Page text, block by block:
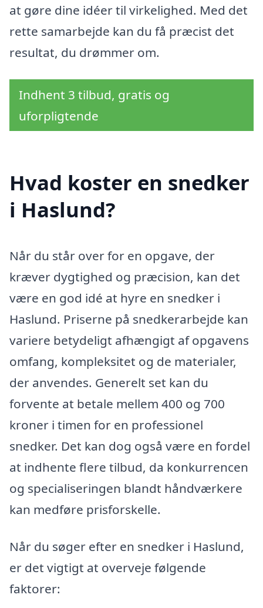
at gøre dine idéer til virkelighed. Med det
rette samarbejde kan du få præcist det
resultat, du drømmer om.
Indhent 3 tilbud, gratis og
uforpligtende
Hvad koster en snedker
i Haslund?
Når du står over for en opgave, der
kræver dygtighed og præcision, kan det
være en god idé at hyre en snedker i
Haslund. Priserne på snedkerarbejde kan
variere betydeligt afhængigt af opgavens
omfang, kompleksitet og de materialer,
der anvendes. Generelt set kan du
forvente at betale mellem 400 og 700
kroner i timen for en professionel
snedker. Det kan dog også være en fordel
at indhente flere tilbud, da konkurrencen
og specialiseringen blandt håndværkere
kan medføre prisforskelle.
Når du søger efter en snedker i Haslund,
er det vigtigt at overveje følgende
faktorer: